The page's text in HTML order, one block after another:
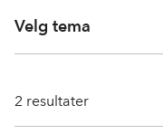
Velg tema
2 resultater